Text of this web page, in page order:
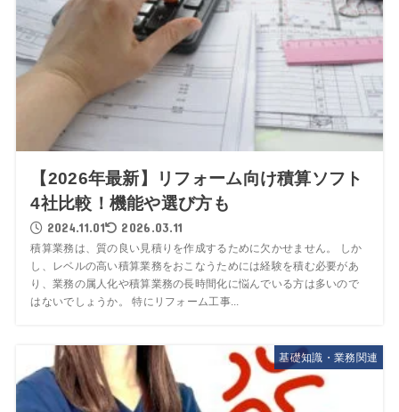
【2026年最新】リフォーム向け積算ソフト
4社比較！機能や選び方も
2024.11.01 2026.03.11
積算業務は、質の良い見積りを作成するために欠かせません。 しか
し、レベルの高い積算業務をおこなうためには経験を積む必要があ
り、業務の属人化や積算業務の長時間化に悩んでいる方は多いので
はないでしょうか。 特にリフォーム工事...
基礎知識・業務関連